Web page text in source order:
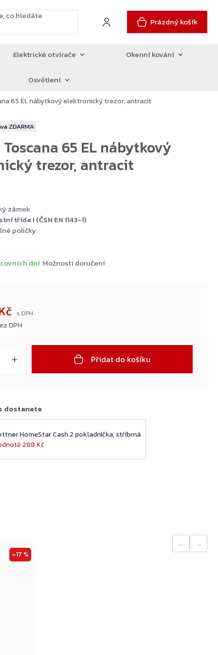
Prázdný košík
Elektrické otvírače
Okenní kování
Osvětlení
65 EL nábytkový elektronický trezor, antracit
ZDARMA
65 EL nábytkový
trezor, antracit
DPH
dní Možnosti doručení
Přidat do košíku
dostanete
HomeStar Cash 2 pokladnička, stříbrná
288 Kč
zámek
třída I (ČSN EN 1143-1)
poličky
← →
–17 %